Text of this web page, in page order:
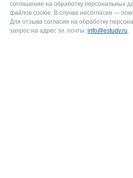
соглашение на обработку персональных
файлов cookie. В случае несогласия —
Для отзыва согласия на обработку
запрос на адрес эл. почты: info@estudy.ru.